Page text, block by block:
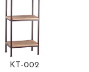
KT-002